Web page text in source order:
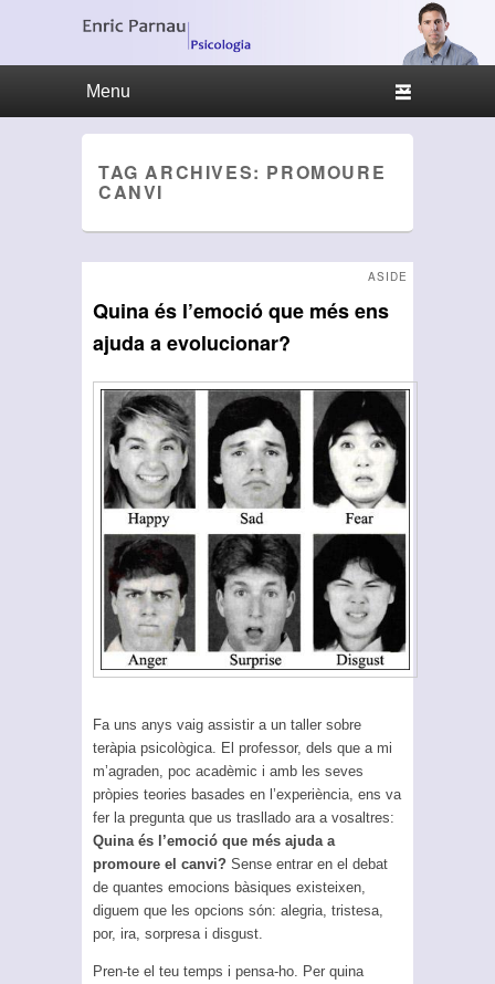
TAG ARCHIVES: PROMOURE
CANVI
ASIDE
Quina és l’emoció que més ens
ajuda a evolucionar?
Fa uns anys vaig assistir a un taller sobre
teràpia psicològica. El professor, dels que a mi
m’agraden, poc acadèmic i amb les seves
pròpies teories basades en l’experiència, ens va
fer la pregunta que us trasllado ara a vosaltres:
Quina és l’emoció que més ajuda a
promoure el canvi? Sense entrar en el debat
de quantes emocions bàsiques existeixen,
diguem que les opcions són: alegria, tristesa,
por, ira, sorpresa i disgust.
Pren-te el teu temps i pensa-ho. Per quina